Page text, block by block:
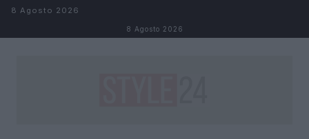
Salta al contenuto
8 Agosto 2026
8 Agosto 2026